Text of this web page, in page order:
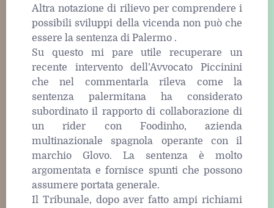
Altra notazione di rilievo per comprendere i
possibili sviluppi della vicenda non può che
essere la sentenza di Palermo .
Su questo mi pare utile recuperare un
recente intervento dell’Avvocato Piccinini
che nel commentarla rileva come la
sentenza palermitana ha considerato
subordinato il rapporto di collaborazione di
un rider con Foodinho, azienda
multinazionale spagnola operante con il
marchio Glovo. La sentenza è molto
argomentata e fornisce spunti che possono
assumere portata generale.
Il Tribunale, dopo aver fatto ampi richiami